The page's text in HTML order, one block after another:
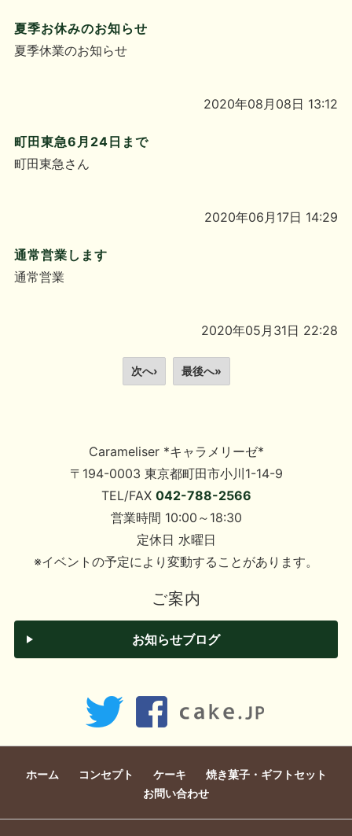
夏季お休みのお知らせ
夏季休業のお知らせ
2020年08月08日 13:12
町田東急6月24日まで
町田東急さん
2020年06月17日 14:29
通常営業します
通常営業
2020年05月31日 22:28
次へ› 最後へ»
Carameliser *キャラメリーゼ*
〒194-0003 東京都町田市小川1-14-9
TEL/FAX 042-788-2566
営業時間 10:00～18:30
定休日 水曜日
※イベントの予定により変動することがあります。
ご案内
お知らせブログ
ホーム コンセプト ケーキ
焼き菓子・ギフトセット
お問い合わせ